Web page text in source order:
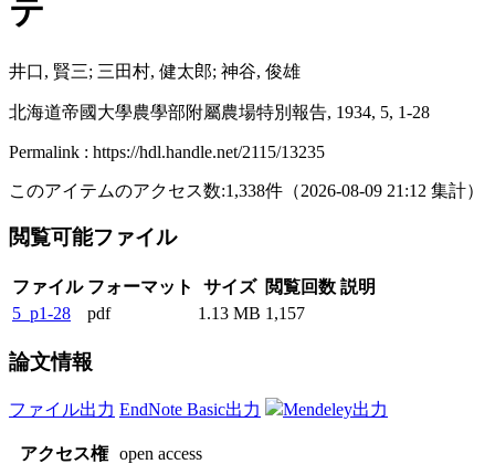
テ
井口, 賢三; 三田村, 健太郎; 神谷, 俊雄
北海道帝國大學農學部附屬農場特別報告, 1934, 5, 1-28
Permalink : https://hdl.handle.net/2115/13235
このアイテムのアクセス数:1,338件 （2026-08-09 21:12 集計）
閲覧可能ファイル
ファイル フォーマット サイズ 閲覧回数 説明
5_p1-28
pdf 1.13 MB 1,157
論文情報
ファイル出力 EndNote Basic出力 Mendeley出力
アクセス権
open access